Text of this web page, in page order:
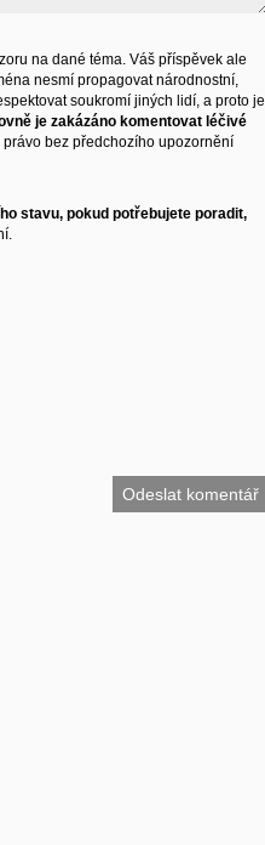
na dané téma. Váš příspěvek ale
nesmí propagovat národnostní,
soukromí jiných lidí, a proto je
je zakázáno komentovat léčivé
právo bez předchozího upozornění
stavu, pokud potřebujete poradit,